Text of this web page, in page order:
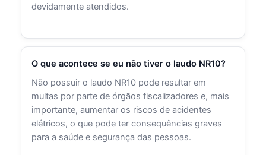
devidamente atendidos.
O que acontece se eu não tiver o laudo NR10?
Não possuir o laudo NR10 pode resultar em
multas por parte de órgãos fiscalizadores e, mais
importante, aumentar os riscos de acidentes
elétricos, o que pode ter consequências graves
para a saúde e segurança das pessoas.